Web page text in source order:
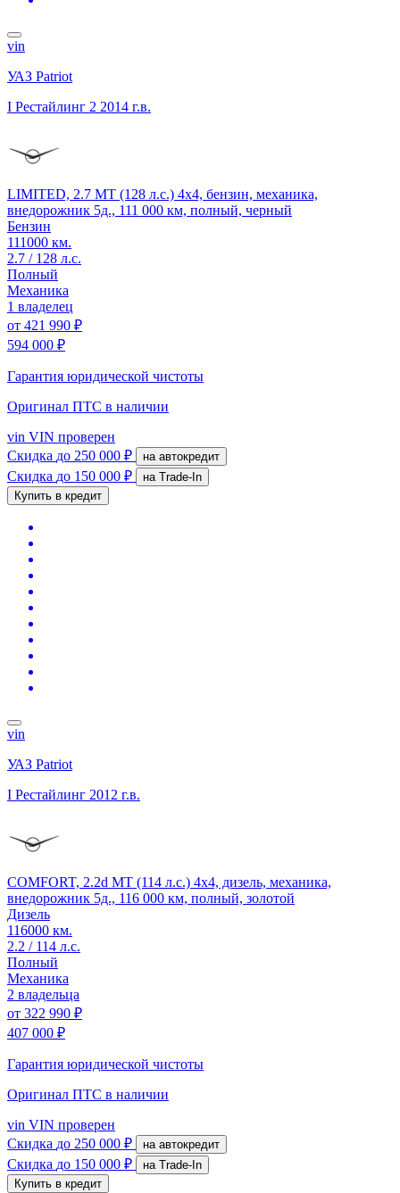
vin
УАЗ Patriot
I Рестайлинг 2 2014 г.в.
LIMITED, 2.7 MT (128 л.с.) 4x4, бензин, механика,
внедорожник 5д., 111 000 км, полный, черный
Бензин
111000 км.
2.7 / 128 л.с.
Полный
Механика
1 владелец
от 421 990 ₽
594 000 ₽
Гарантия юридической чистоты
Оригинал ПТС в наличии
vin VIN проверен
Скидка до 250 000 ₽ на автокредит
Скидка до 150 000 ₽
на Trade-In
Купить в кредит
vin
УАЗ Patriot
I Рестайлинг 2012 г.в.
COMFORT, 2.2d MT (114 л.с.) 4x4, дизель, механика,
внедорожник 5д., 116 000 км, полный, золотой
Дизель
116000 км.
2.2 / 114 л.с.
Полный
Механика
2 владельца
от 322 990 ₽
407 000 ₽
Гарантия юридической чистоты
Оригинал ПТС в наличии
vin VIN проверен
Скидка до 250 000 ₽ на автокредит
Скидка до 150 000 ₽
на Trade-In
Купить в кредит